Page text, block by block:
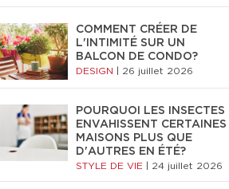
COMMENT CRÉER DE
L'INTIMITÉ SUR UN
BALCON DE CONDO?
DESIGN 26 juillet 2026
POURQUOI LES INSECTES
ENVAHISSENT CERTAINES
MAISONS PLUS QUE
D'AUTRES EN ÉTÉ?
STYLE DE VIE 24 juillet 2026